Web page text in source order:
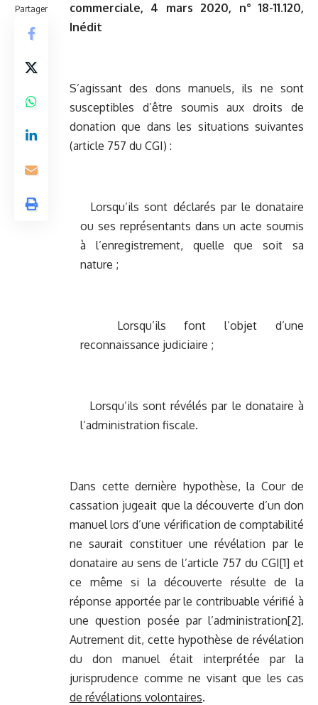
Partager
commerciale, 4 mars 2020, n° 18-11.120,
Inédit
S’agissant des dons manuels, ils ne sont
susceptibles d’être soumis aux droits de
donation que dans les situations suivantes
(article 757 du CGI) :
Lorsqu’ils sont déclarés par le donataire
ou ses représentants dans un acte soumis
à l’enregistrement, quelle que soit sa
nature ;
Lorsqu’ils font l’objet d’une
reconnaissance judiciaire ;
Lorsqu’ils sont révélés par le donataire à
l’administration fiscale.
Dans cette dernière hypothèse, la Cour de
cassation jugeait que la découverte d’un don
manuel lors d’une vérification de comptabilité
ne saurait constituer une révélation par le
donataire au sens de l’article 757 du CGI[1] et
ce même si la découverte résulte de la
réponse apportée par le contribuable vérifié à
une question posée par l’administration[2].
Autrement dit, cette hypothèse de révélation
du don manuel était interprétée par la
jurisprudence comme ne visant que les cas
de révélations volontaires.